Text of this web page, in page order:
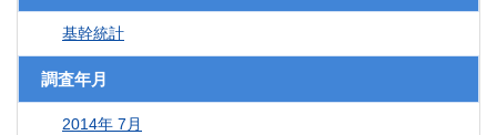
基幹統計
調査年月
2014年 7月